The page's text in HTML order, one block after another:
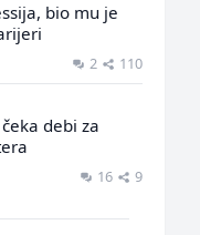
bio mu je
2 110
debi za
16 9